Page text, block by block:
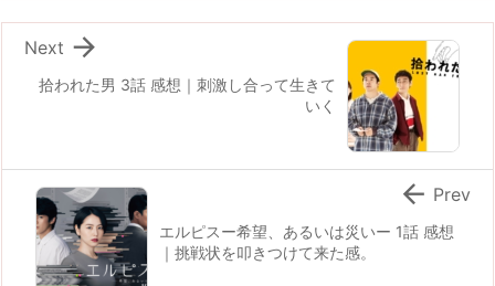
拾われた男 3話 感想｜刺激し合って生きて
いく

Next
エルピスー希望、あるいは災いー 1話 感想
｜挑戦状を叩きつけて来た感。
 Prev